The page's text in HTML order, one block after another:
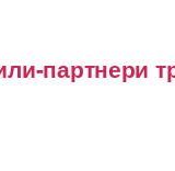
партнери